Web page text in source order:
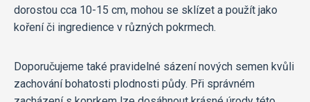
dorostou cca 10-15 cm, mohou se sklízet a použít jako
koření či ingredience v různých pokrmech.
Doporučujeme také pravidelné sázení nových semen kvůli
zachování bohatosti plodnosti půdy. Při správném